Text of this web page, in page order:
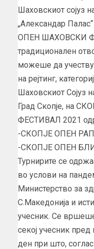
Шаховскиот сојуз
„Александар
ОПЕН ШАХОВСКИ
традиционален
можеше да
на рејтинг,
Шаховскиот Сојуз
Град Скопје, на
ФЕСТИВАЛ 2021
-СКОПЈЕ ОПЕН
-СКОПЈЕ ОПЕН
Турнирите се
во услови на
Министерство за
С.Македонија и
учесник. Се
секој учесник
ден при што,